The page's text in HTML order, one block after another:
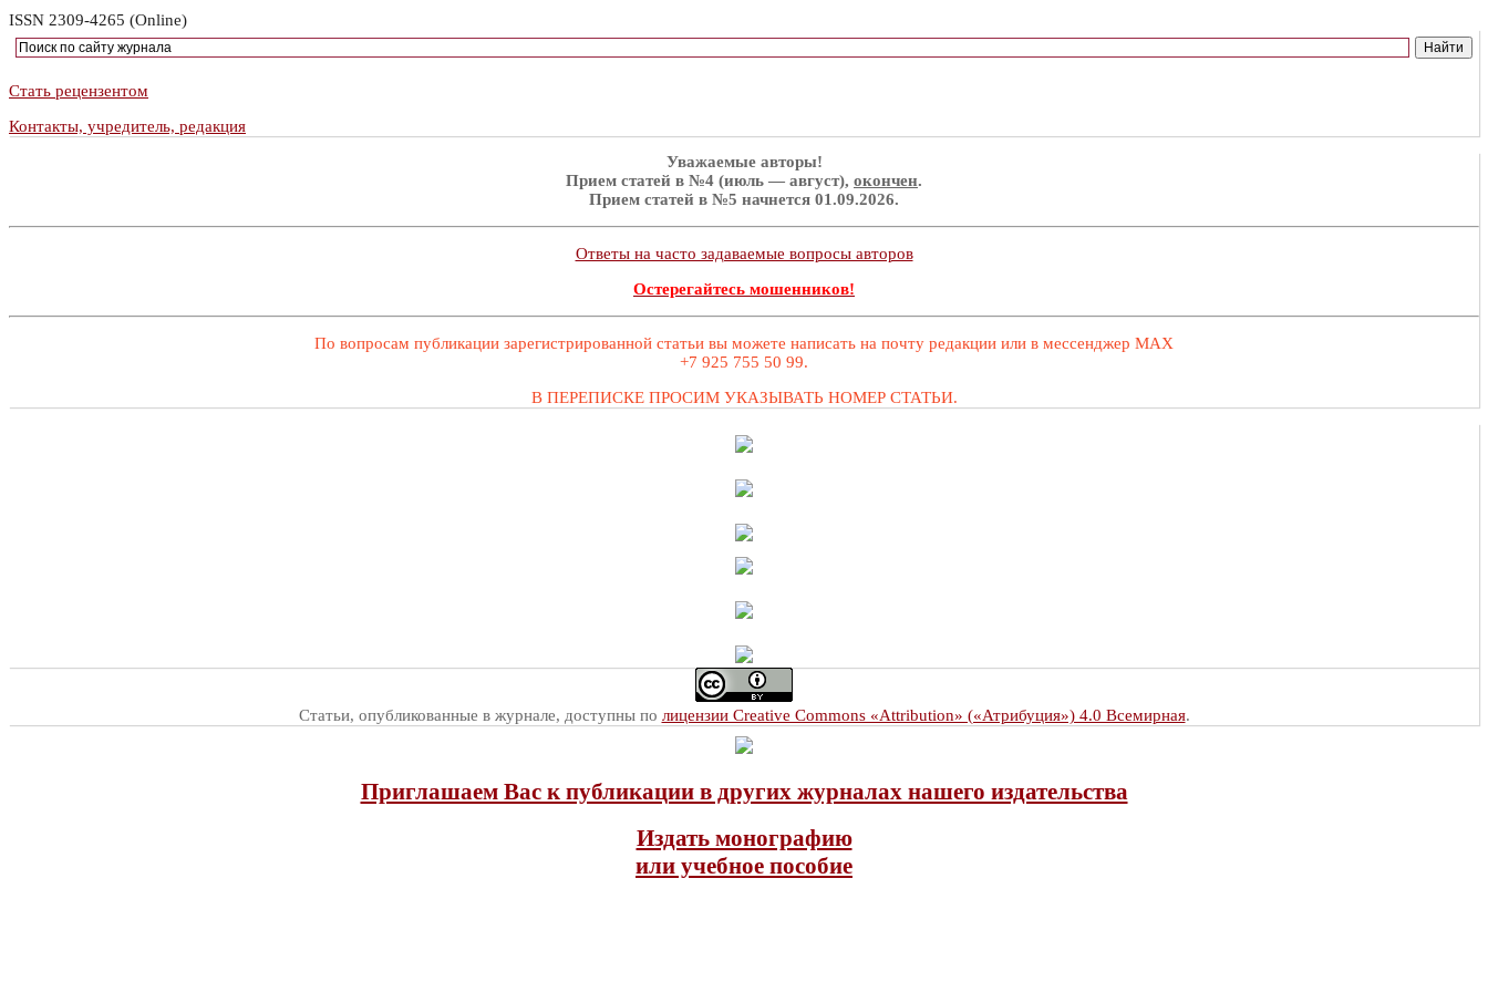
ISSN 2309-4265 (Online)
Стать рецензентом
Контакты, учредитель, редакция
Уважаемые авторы!
Прием статей в №4 (июль — август), окончен.
Прием статей в №5 начнется 01.09.2026.
Ответы на часто задаваемые вопросы авторов
Остерегайтесь мошенников!
По вопросам публикации зарегистрированной статьи вы можете написать на почту редакции или в мессенджер MAX
+7 925 755 50 99.
В ПЕРЕПИСКЕ ПРОСИМ УКАЗЫВАТЬ НОМЕР СТАТЬИ.
Статьи, опубликованные в журнале, доступны по лицензии Creative Commons «Attribution» («Атрибуция») 4.0 Всемирная.
Приглашаем Вас к публикации в других журналах нашего издательства
Издать монографию
или учебное пособие